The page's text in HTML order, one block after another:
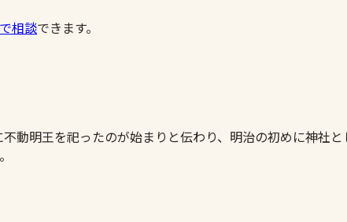
相談できます。
動明王を祀ったのが始まりと伝わり、明治の初めに神社